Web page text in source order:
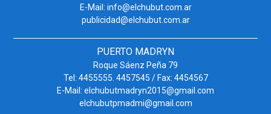
E-Mail: info@elchubut.com.ar
publicidad@elchubut.com.ar
PUERTO MADRYN
Roque Sáenz Peña 79
Tel: 4455555. 4457545 / Fax: 4454567
E-Mail: elchubutmadryn2015@gmail.com
elchubutpmadmi@gmail.com